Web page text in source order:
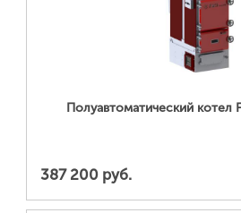
ПОДРОБНЕЕ...
Полуавтоматический котел
387 200 руб.